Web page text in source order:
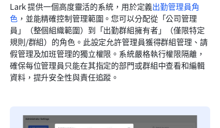
Lark 提供一個高度靈活的系統，用於定義出勤管理員角
色，並能精確控制管理範圍。您可以分配從「公司管理
員」（整個組織範圍）到「出勤群組擁有者」（僅限特定
規則/群組）的角色。此設定允許管理員獲得群組管理、請
假管理及加班管理的獨立權限。系統嚴格執行權限隔離，
確保每位管理員只能在其指定的部門或群組中查看和編輯
資料，提升安全性與責任追蹤。